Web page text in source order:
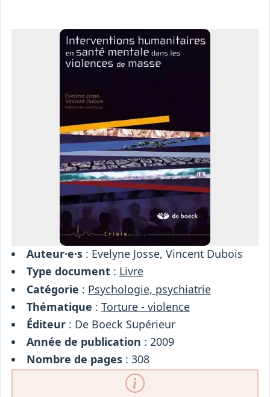
Ressources
Auteur·e·s: Evelyne Josse, Vincent Dubois
Type document: Livre
Catégorie : Psychologie, psychiatrie
Thématique : Torture - violence
Éditeur: De Boeck Supérieur
Année de publication : 2009
Nombre de pages: 308